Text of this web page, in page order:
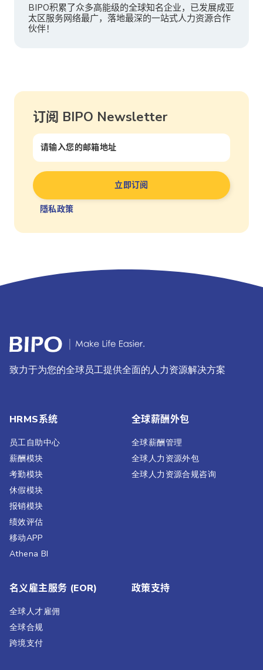
BIPO积累了众多高能级的全球知名企业，已发展成亚
太区服务网络最广，落地最深的一站式人力资源合作
伙伴！
订阅 BIPO Newsletter
隱私政策
致力于为您的全球员工提供全面的人力资源解决方案
HRMS系统
员工自助中心
薪酬模块
考勤模块
休假模块
报销模块
绩效评估​
移动APP
Athena BI
全球薪酬外包
全球薪酬管理
全球人力资源外包
全球人力资源合规咨询
名义雇主服务 (EOR)
全球人才雇佣
全球合规
跨境支付
政策支持